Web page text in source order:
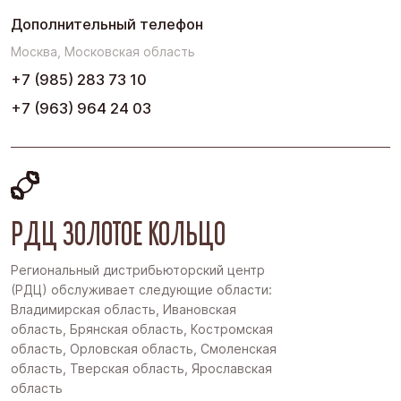
Дополнительный телефон
Москва, Московская область
+7 (985) 283 73 10
+7 (963) 964 24 03
РДЦ ЗОЛОТОЕ КОЛЬЦО
Региональный дистрибьюторский центр
(РДЦ) обслуживает следующие области:
Владимирская область, Ивановская
область, Брянская область, Костромская
область, Орловская область, Смоленская
область, Тверская область, Ярославская
область